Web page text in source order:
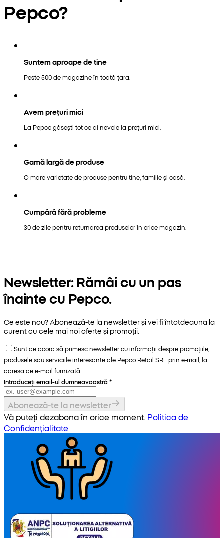
Pepco?
Suntem aproape de tine
Peste 500 de magazine în toată țara.
Avem prețuri mici
La Pepco găsești tot ce ai nevoie la prețuri mici.
Gamă largă de produse
O mare varietate de produse pentru tine, familie și casă.
Cumpără fără probleme
30 de zile pentru returnarea produselor în orice magazin.
Newsletter: Rămâi cu un pas
înainte cu Pepco.
Ce este nou? Abonează-te la newsletter și vei fi întotdeauna la
curent cu cele mai noi oferte și promoții.
Sunt de acord să primesc newsletter cu informații despre promoțiile,
produsele sau serviciile interesante ale Pepco Retail SRL prin e-mail, la
adresa de e-mail furnizată.
Introduceți email-ul dumneavoastră *
Abonează-te la newsletter
Vă puteți dezabona în orice moment. Politica de
Confidențialitate